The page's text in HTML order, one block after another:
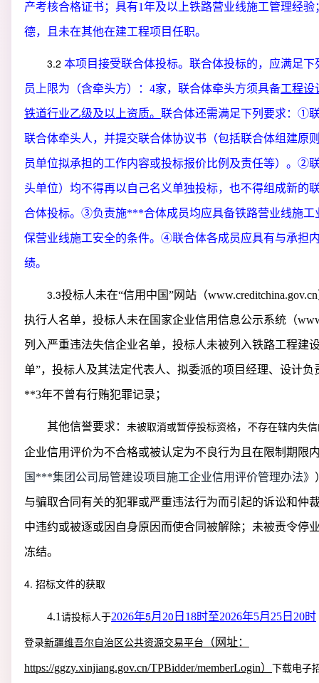
产考核合格证书；具有1年及以上铁路营业线施工管理经验
德，且未在其他在建工程项目任职。
3.2 本项目接受联合体投标。联合体投标的，应满足下
员上限为（含牵头方）： 4家，联合体牵头方须具备工程设
铁道行业乙级及以上资质。 联合体还需满足下列要求： ①联
联合体牵头人，并提交联合体协议书（包括联合体组建原
员单位拟承担的工作内容或投标报价比例及责任等）。②
头单位）均不得再以自己名义单独投标，也不得组成新的
合体投标。③负责施***合体成员均应具备铁路营业线施工
保营业线施工安全的条件。④联合体各成员应具有与承担
绩。
3.3投标人未在“信用中国”网站（www.creditchina.gov.cn
执行人名单，投标人未在国家企业信用信息公示系统（
列入严重违法失信企业名单，投标人未被列入铁路工程建
单”，投标人及其法定代表人、拟委派的项目经理、设计负
**3年不曾有行贿犯罪记录；
其他信誉要求： 未被取消或暂停投标资格， 不存在辖内失
企业信用评价为不合格或被认定为不良行为且在限制期限
国***集团公司局管建设项目施工企业信用评价管理办法》
与骗取合同有关的犯罪或严重违法行为而引起的诉讼和仲
中违约或被逐或因自身原因而使合同被解除；未被责令停
冻结。
4. 招标文件的获取
4.1请投标人于2026年5月 20 日 18时至2026年5月 25 日 20时
登录新疆维吾尔自治区公共资源交易平台 （网址：
https://ggzy.xinjiang.gov.cn/TPBidder/memberLogin） 下载电子